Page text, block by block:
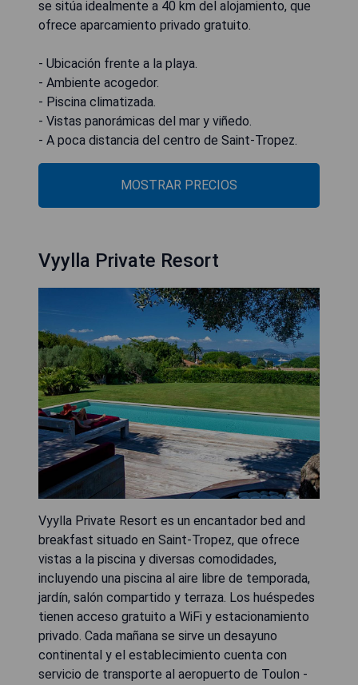
se sitúa idealmente a 40 km del alojamiento, que
ofrece aparcamiento privado gratuito.
- Ubicación frente a la playa.
- Ambiente acogedor.
- Piscina climatizada.
- Vistas panorámicas del mar y viñedo.
- A poca distancia del centro de Saint-Tropez.
MOSTRAR PRECIOS
Vyylla Private Resort
Vyylla Private Resort es un encantador bed and
breakfast situado en Saint-Tropez, que ofrece
vistas a la piscina y diversas comodidades,
incluyendo una piscina al aire libre de temporada,
jardín, salón compartido y terraza. Los huéspedes
tienen acceso gratuito a WiFi y estacionamiento
privado. Cada mañana se sirve un desayuno
continental y el establecimiento cuenta con
servicio de transporte al aeropuerto de Toulon -